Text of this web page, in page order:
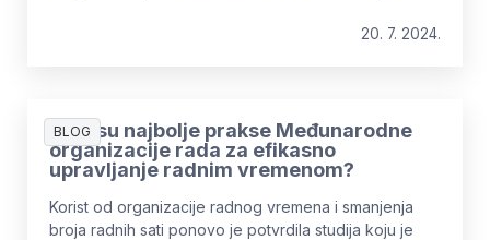
20. 7. 2024.
BLOG
Koje su najbolje prakse Međunarodne
organizacije rada za efikasno
upravljanje radnim vremenom?
Korist od organizacije radnog vremena i smanjenja
broja radnih sati ponovo je potvrdila studija koju je